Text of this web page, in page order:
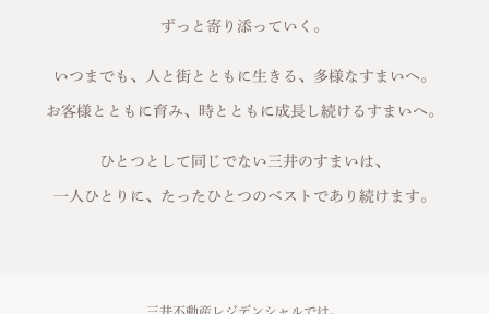
ずっと寄り添っていく。
いつまでも、人と街とともに生きる、多様なすまいへ。
お客様とともに育み、時とともに成長し続けるすまいへ。
ひとつとして同じでない三井のすまいは、
一人ひとりに、たったひとつのベストであり続けます。
三井不動産レジデンシャルでは、